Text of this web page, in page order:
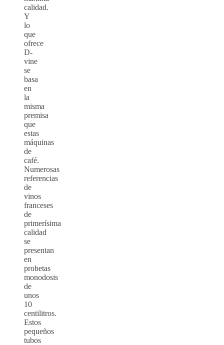
calidad.
Y
lo
que
ofrece
D-
vine
se
basa
en
la
misma
premisa
que
estas
máquinas
de
café.
Numerosas
referencias
de
vinos
franceses
de
primerísima
calidad
se
presentan
en
probetas
monodosis
de
unos
10
centilitros.
Estos
pequeños
tubos